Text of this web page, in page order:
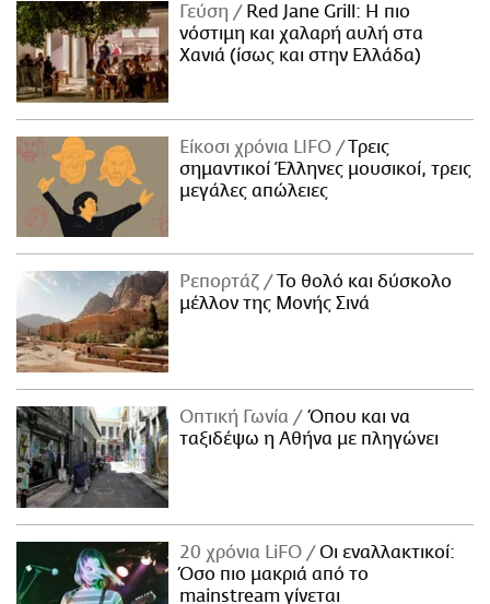
Γεύση
Red Jane Grill: Η πιο
νόστιμη και χαλαρή αυλή στα
Χανιά (ίσως και στην Ελλάδα)
Είκοσι χρόνια LIFO
Tρεις
σημαντικοί Έλληνες μουσικοί, τρεις
μεγάλες απώλειες
Ρεπορτάζ
Το θολό και δύσκολο
μέλλον της Μονής Σινά
Οπτική Γωνία
Όπου και να
ταξιδέψω η Αθήνα με πληγώνει
20 χρόνια LiFO
Οι εναλλακτικοί:
Όσο πιο μακριά από το
mainstream γίνεται